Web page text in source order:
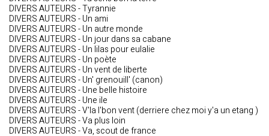
DIVERS AUTEURS - Tyrannie
DIVERS AUTEURS - Un ami
DIVERS AUTEURS - Un autre monde
DIVERS AUTEURS - Un jour dans sa cabane
DIVERS AUTEURS - Un lilas pour eulalie
DIVERS AUTEURS - Un poète
DIVERS AUTEURS - Un vent de liberte
DIVERS AUTEURS - Un' grenouill' (canon)
DIVERS AUTEURS - Une belle histoire
DIVERS AUTEURS - Une ile
DIVERS AUTEURS - V'la l'bon vent (derriere chez moi y'a un etang )
DIVERS AUTEURS - Va plus loin
DIVERS AUTEURS - Va, scout de france